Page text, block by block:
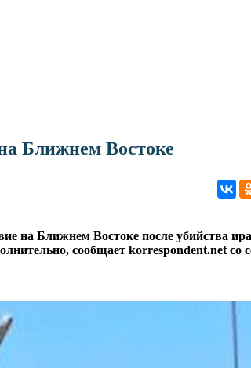
Ближнем Востоке
на Ближнем Востоке после убийства
сообщает korrespondent.net со